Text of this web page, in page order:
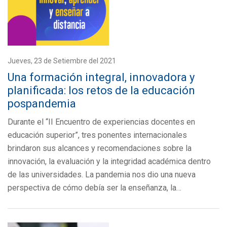
Jueves, 23 de Setiembre del 2021
Una formación integral, innovadora y
planificada: los retos de la educación
pospandemia
Durante el “II Encuentro de experiencias docentes en
educación superior”, tres ponentes internacionales
brindaron sus alcances y recomendaciones sobre la
innovación, la evaluación y la integridad académica dentro
de las universidades. La pandemia nos dio una nueva
perspectiva de cómo debía ser la enseñanza, la…